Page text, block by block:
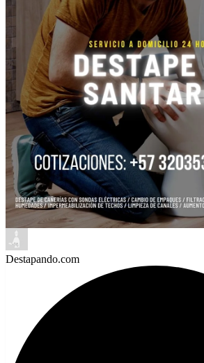
Destapando.com